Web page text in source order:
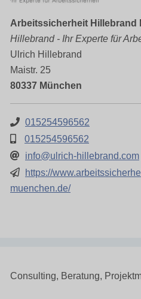
Arbeitssicherheit Hillebrand
Hillebrand - Ihr Experte für
Ulrich Hillebrand
Maistr. 25
80337 München
015254596562
015254596562
info@ulrich-hillebrand.com
https://
muenchen.de/
Consulting, Beratung,